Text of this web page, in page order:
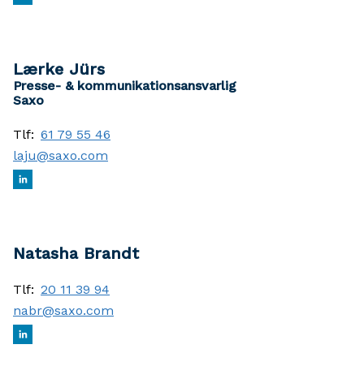
Lærke Jürs
Presse- & kommunikationsansvarlig
Saxo
Tlf: 61 79 55 46
laju@saxo.com
Natasha Brandt
Tlf: 20 11 39 94
nabr@saxo.com